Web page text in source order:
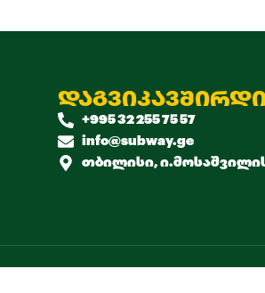
+995 32 255 75 57
info@subway.ge
თბილისი, ი.მოსაშვილის